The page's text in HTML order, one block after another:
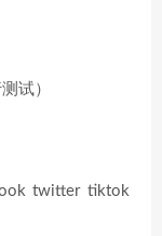
试）
twitter tiktok